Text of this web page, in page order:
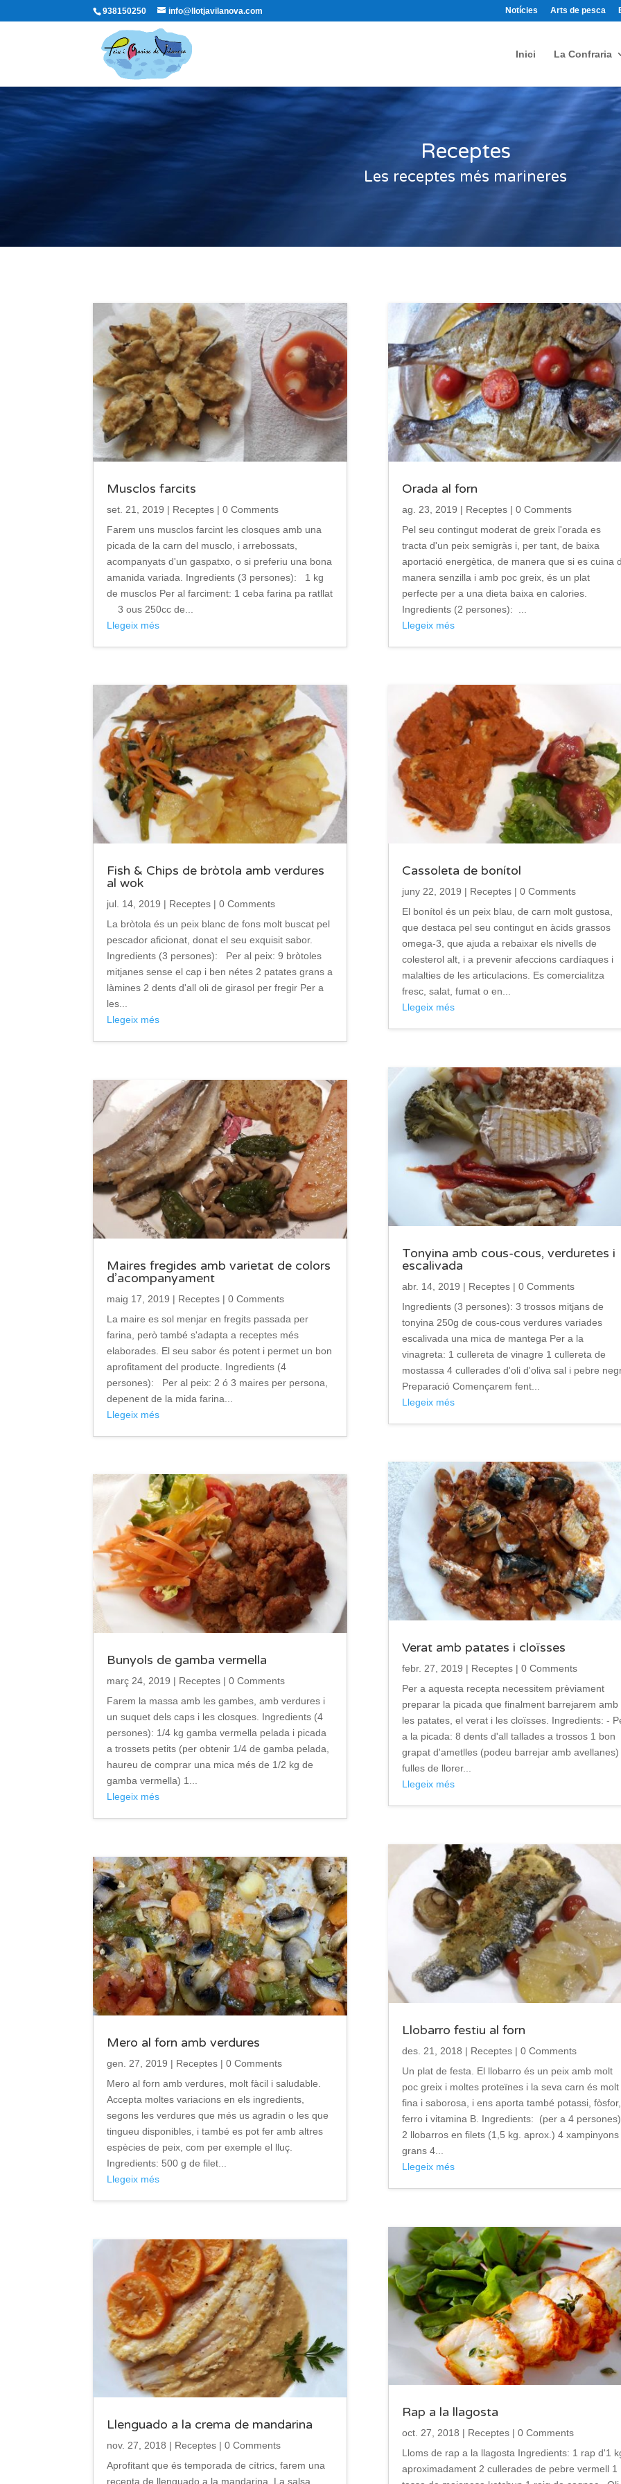
938150250 info@llotjavilanova.com Notícies Arts de pesca
Inici La Confraria
Receptes
Les receptes més marineres
Musclos farcits
set. 21, 2019 | Receptes | 0 Comments
Farem uns musclos farcint les closques amb una
picada de la carn del musclo, i arrebossats,
acompanyats d'un gaspatxo, o si preferiu una bona
amanida variada. Ingredients (3 persones): 1 kg
de musclos Per al farciment: 1 ceba farina pa ratllat
3 ous 250cc de...
Llegeix més
Fish & Chips de bròtola amb verdures
al wok
jul. 14, 2019 | Receptes | 0 Comments
La bròtola és un peix blanc de fons molt buscat pel
pescador aficionat, donat el seu exquisit sabor.
Ingredients (3 persones): Per al peix: 9 bròtoles
mitjanes sense el cap i ben nétes 2 patates grans a
làmines 2 dents d'all oli de girasol per fregir Per a
les...
Llegeix més
Maires fregides amb varietat de colors
d’acompanyament
maig 17, 2019 | Receptes | 0 Comments
La maire es sol menjar en fregits passada per
farina, però també s'adapta a receptes més
elaborades. El seu sabor és potent i permet un bon
aprofitament del producte. Ingredients (4
persones): Per al peix: 2 ó 3 maires per persona,
depenent de la mida farina...
Llegeix més
Bunyols de gamba vermella
març 24, 2019 | Receptes | 0 Comments
Farem la massa amb les gambes, amb verdures i
un suquet dels caps i les closques. Ingredients (4
persones): 1/4 kg gamba vermella pelada i picada
a trossets petits (per obtenir 1/4 de gamba pelada,
haureu de comprar una mica més de 1/2 kg de
gamba vermella) 1...
Llegeix més
Mero al forn amb verdures
gen. 27, 2019 | Receptes | 0 Comments
Mero al forn amb verdures, molt fàcil i saludable.
Accepta moltes variacions en els ingredients,
segons les verdures que més us agradin o les que
tingueu disponibles, i també es pot fer amb altres
espècies de peix, com per exemple el lluç.
Ingredients: 500 g de filet...
Llegeix més
Llenguado a la crema de mandarina
nov. 27, 2018 | Receptes | 0 Comments
Aprofitant que és temporada de cítrics, farem una
recepta de llenguado a la mandarina. La salsa
Orada al forn
ag. 23, 2019 | Receptes| 0 Comments
Pel seu contingut moderat de greix l'orada es
tracta d'un peix semigràs i, per tant, de baixa
aportació energètica, de manera que si es cuina
manera senzilla i amb poc greix, és un plat
perfecte per a una dieta baixa en calories.
Ingredients (2 persones): ...
Llegeix més
Cassoleta de bonítol
juny 22, 2019 | Receptes| 0 Comments
El bonítol és un peix blau, de carn molt gustosa,
que destaca pel seu contingut en àcids grassos
omega-3, que ajuda a rebaixar els nivells de
colesterol alt, i a prevenir afeccions cardíaques i
malalties de les articulacions. Es comercialitza
fresc, salat, fumat o en...
Llegeix més
Tonyina amb cous-cous, verduretes i
escalivada
abr. 14, 2019 | Receptes| 0 Comments
Ingredients (3 persones): 3 trossos mitjans de
tonyina 250g de cous-cous verdures variades
escalivada una mica de mantega Per a la
vinagreta: 1 cullereta de vinagre 1 cullereta de
mostassa 4 cullerades d'oli d'oliva sal i pebre
Preparació Començarem fent...
Llegeix més
Verat amb patates i cloïsses
febr. 27, 2019 | Receptes| 0 Comments
Per a aquesta recepta necessitem prèviament
preparar la picada que finalment barrejarem amb
les patates, el verat i les cloïsses. Ingredients: -
a la picada: 8 dents d'all tallades a trossos 1 bon
grapat d'ametlles (podeu barrejar amb avellanes)
fulles de llorer...
Llegeix més
Llobarro festiu al forn
des. 21, 2018 | Receptes| 0 Comments
Un plat de festa. El llobarro és un peix amb molt
poc greix i moltes proteïnes i la seva carn és molt
fina i saborosa, i ens aporta també potassi, fòsfor,
ferro i vitamina B. Ingredients: (per a 4 persones)
2 llobarros en filets (1,5 kg. aprox.) 4 xampinyons
grans 4...
Llegeix més
Rap a la llagosta
oct. 27, 2018 | Receptes| 0 Comments
Lloms de rap a la llagosta Ingredients: 1 rap d'1
aproximadament 2 cullerades de pebre vermell 1